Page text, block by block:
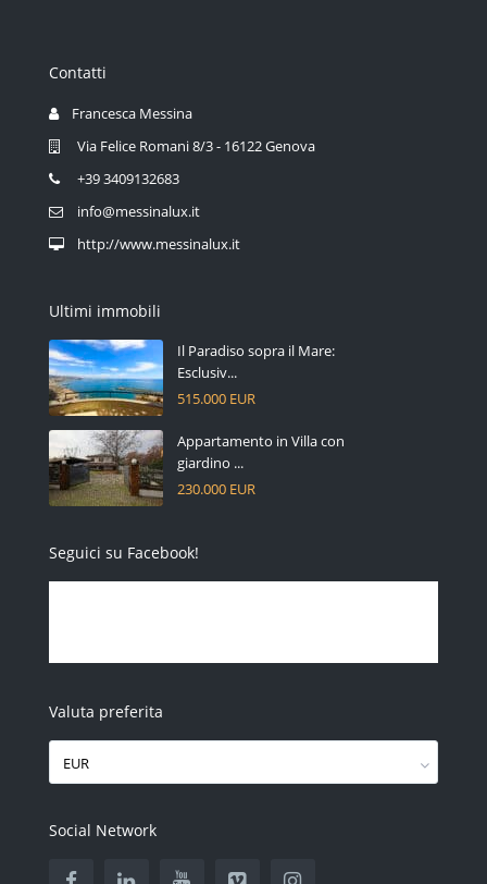
Contatti
Francesca Messina
Via Felice Romani 8/3 - 16122 Genova
+39 3409132683
info@messinalux.it
http://www.messinalux.it
Ultimi immobili
Il Paradiso sopra il Mare:
Esclusiv...
515.000 EUR
Appartamento in Villa con
giardino ...
230.000 EUR
Seguici su Facebook!
Valuta preferita
EUR
Social Network